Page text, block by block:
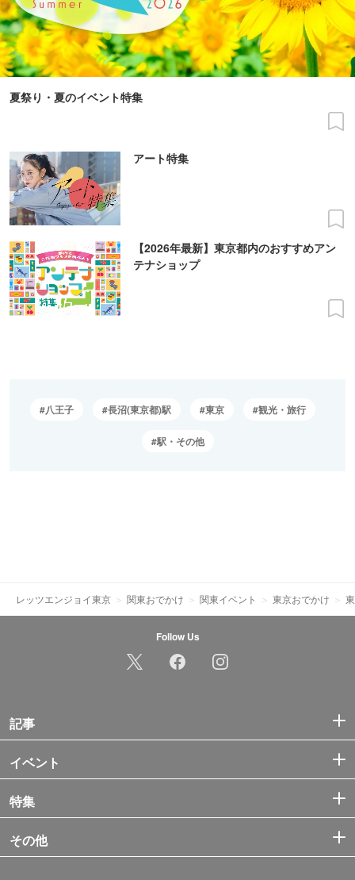
夏祭り・夏のイベント特集
アート特集
【2026年最新】東京都内のおすすめアン
テナショップ
八王子 長沼(東京都)駅 東京 観光・旅行
駅・その他
レッツエンジョイ東京 関東おでかけ 関東イベント 東京おでかけ
Follow Us
記事
イベント
特集
その他